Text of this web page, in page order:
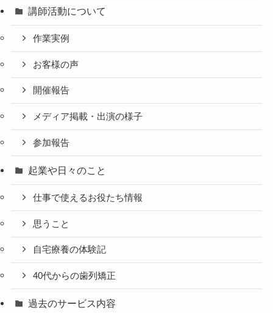
講師活動について
作業実例
お客様の声
開催報告
メディア掲載・出演の様子
参加報告
起業や日々のこと
仕事で使えるお役たち情報
思うこと
自宅療養の体験記
40代からの歯列矯正
過去のサービス内容